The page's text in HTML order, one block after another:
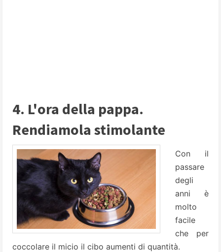
4. L'ora della pappa.
Rendiamola stimolante
Con il
passare
degli
anni è
molto
facile
che per
coccolare il micio il cibo aumenti di quantità.